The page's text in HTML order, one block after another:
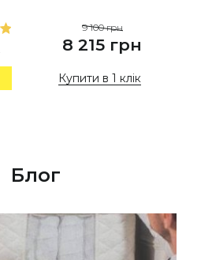
9 100 грн
8 215 грн
Купити в 1 клік
Блог